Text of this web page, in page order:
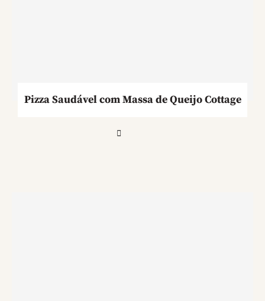
Pizza Saudável com Massa de Queijo Cottage